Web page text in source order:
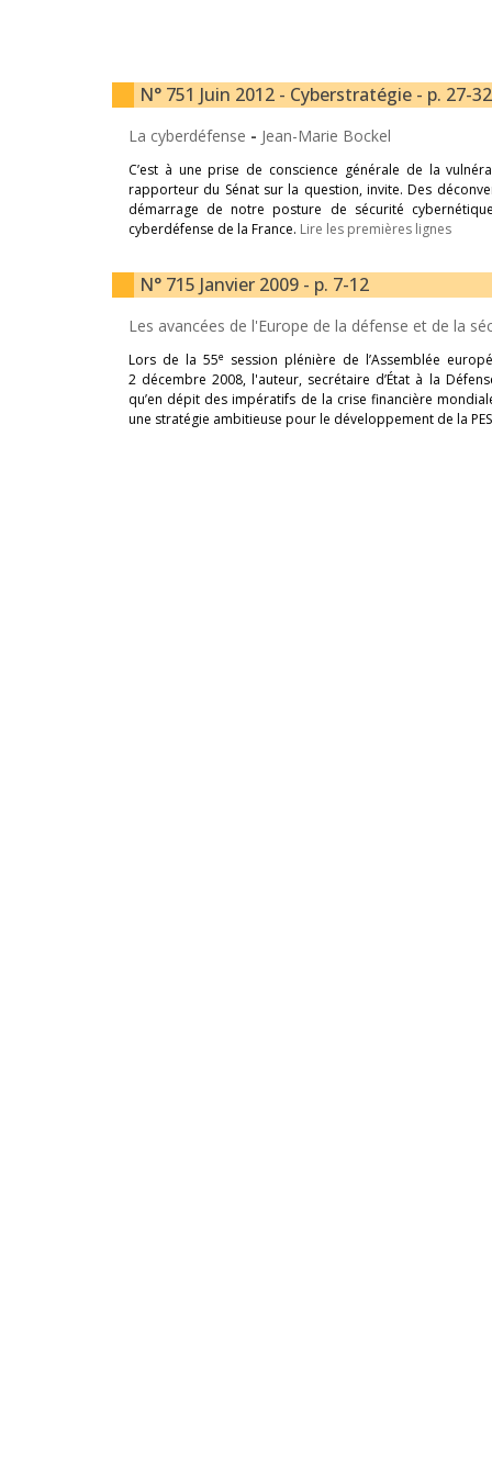
N° 751 Juin 2012 - Cyberstratégie - p. 27-32
La cyberdéfense - Jean-Marie Bockel
C’est à une prise de conscience générale de la
rapporteur du Sénat sur la question, invite. Des
démarrage de notre posture de sécurité
cyberdéfense de la France. Lire les premières lignes
N° 715 Janvier 2009 - p. 7-12
Les avancées de l'Europe de la défense et de la
Lors de la 55e session plénière de l’Assemblée
2 décembre 2008, l'auteur, secrétaire d’État à la
qu’en dépit des impératifs de la crise financière
une stratégie ambitieuse pour le développement de la